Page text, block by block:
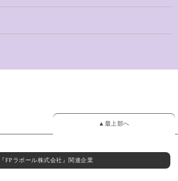
▲最上部へ
『FPラポール株式会社』関連企業